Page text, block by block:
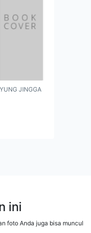
JINGGA
ini
foto Anda juga bisa muncul